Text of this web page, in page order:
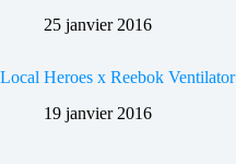
25 janvier 2016
Local Heroes x Reebok Ventilator
19 janvier 2016